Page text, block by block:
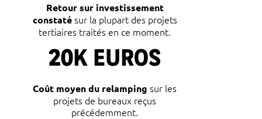
Retour sur investissement
constatésur la plupart des projets
tertiaires traités en ce moment.
20K EUROS
Coût moyen du relamping sur les
projets de bureaux reçus
précédemment.